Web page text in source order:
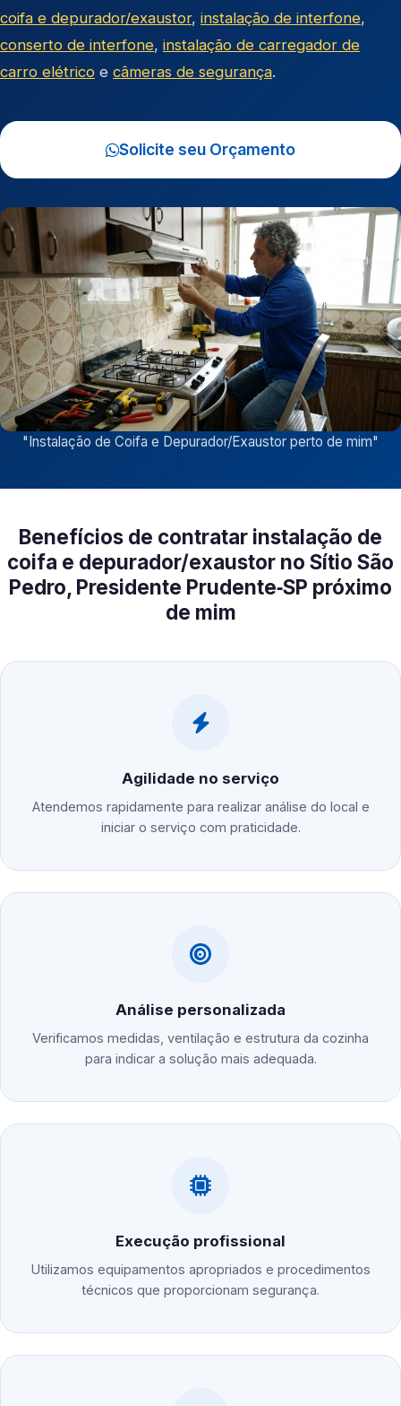
coifa e depurador/exaustor, instalação de interfone,
conserto de interfone, instalação de carregador de
carro elétrico e câmeras de segurança.
Solicite seu Orçamento
"Instalação de Coifa e Depurador/Exaustor perto de mim"
Benefícios de contratar instalação de
coifa e depurador/exaustor no Sítio São
Pedro, Presidente Prudente‑SP próximo
de mim
Agilidade no serviço
Atendemos rapidamente para realizar análise do local e
iniciar o serviço com praticidade.
Análise personalizada
Verificamos medidas, ventilação e estrutura da cozinha
para indicar a solução mais adequada.
Execução profissional
Utilizamos equipamentos apropriados e procedimentos
técnicos que proporcionam segurança.